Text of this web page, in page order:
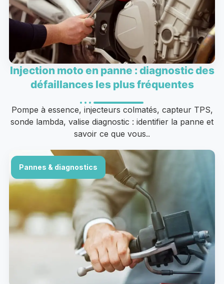
Injection moto en panne : diagnostic des
défaillances les plus fréquentes
Pompe à essence, injecteurs colmatés, capteur TPS,
sonde lambda, valise diagnostic : identifier la panne et
savoir ce que vous..
Pannes & diagnostics